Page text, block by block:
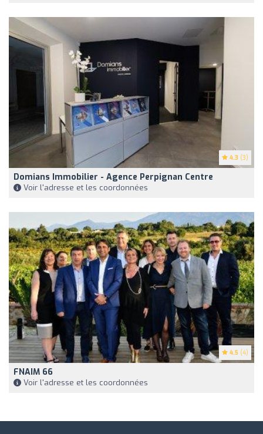
4.3 (3)
Domians Immobilier - Agence Perpignan Centre
Voir l'adresse et les coordonnées
4.5 (4)
FNAIM 66
Voir l'adresse et les coordonnées